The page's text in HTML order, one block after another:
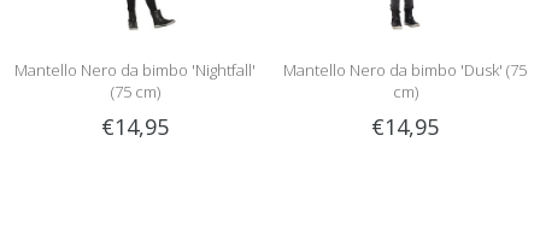
Mantello Nero da bimbo 'Nightfall'
(75 cm)
€14,95
Mantello Nero da bimbo 'Dusk' (75
cm)
€14,95